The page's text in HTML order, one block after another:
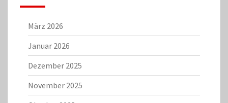
März 2026
Januar 2026
Dezember 2025
November 2025